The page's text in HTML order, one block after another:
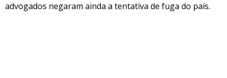
advogados negaram ainda a tentativa de fuga do país.